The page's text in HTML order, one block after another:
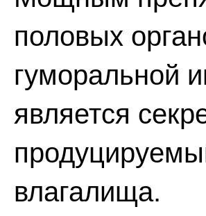
половых
гуморальной
является
влагалища.